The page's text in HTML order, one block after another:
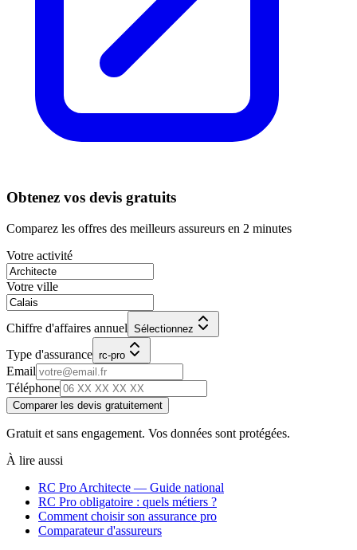
Obtenez vos devis gratuits
Comparez les offres des meilleurs assureurs en 2 minutes
Votre activité
Votre ville
Chiffre d'affaires annuel Sélectionnez
Type d'assurance rc-pro
Email
Téléphone
Comparer les devis gratuitement
Gratuit et sans engagement. Vos données sont protégées.
À lire aussi
RC Pro Architecte — Guide national
RC Pro obligatoire : quels métiers ?
Comment choisir son assurance pro
Comparateur d'assureurs